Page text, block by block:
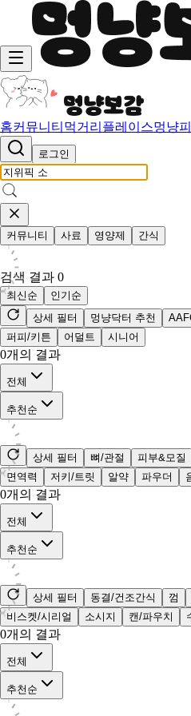
홈커뮤니티 먹거리 플레이스멍냥
로그인
커뮤니티 사료 영양제 간식
검색 결과 0
최신순
인기순
상세 필터
멍냥닥터 추천
퍼피/키튼
어덜트 시니어
0개의 결과
전체
추천순
상세 필터 뼈/관절 피부&모질
면역력
저키/트릿 알약 파우더
0개의 결과
전체
추천순
상세 필터 동결/건조간식 껌
비스켓/시리얼
소시지 캔/파우치
0개의 결과
전체
추천순